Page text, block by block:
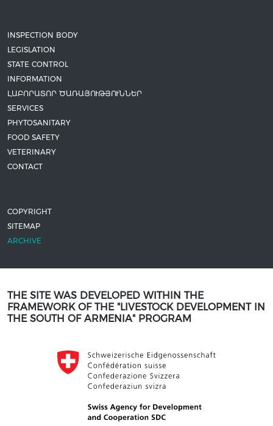
INSPECTION BODY
LEGISLATION
STATE CONTROL
INFORMATION
ԼԱԲՈՐԱՏՈՐ ԾԱՌԱՅՈՒԹՅՈՒՆՆԵՐ
SERVICES
PHYTOSANITARY
FOOD SAFETY
VETERINARY
CONTACT
COPYRIGHT
SITEMAP
ARCHIVE
THE SITE WAS DEVELOPED WITHIN THE
FRAMEWORK OF THE "LIVESTOCK DEVELOPMENT IN
THE SOUTH OF ARMENIA" PROGRAM